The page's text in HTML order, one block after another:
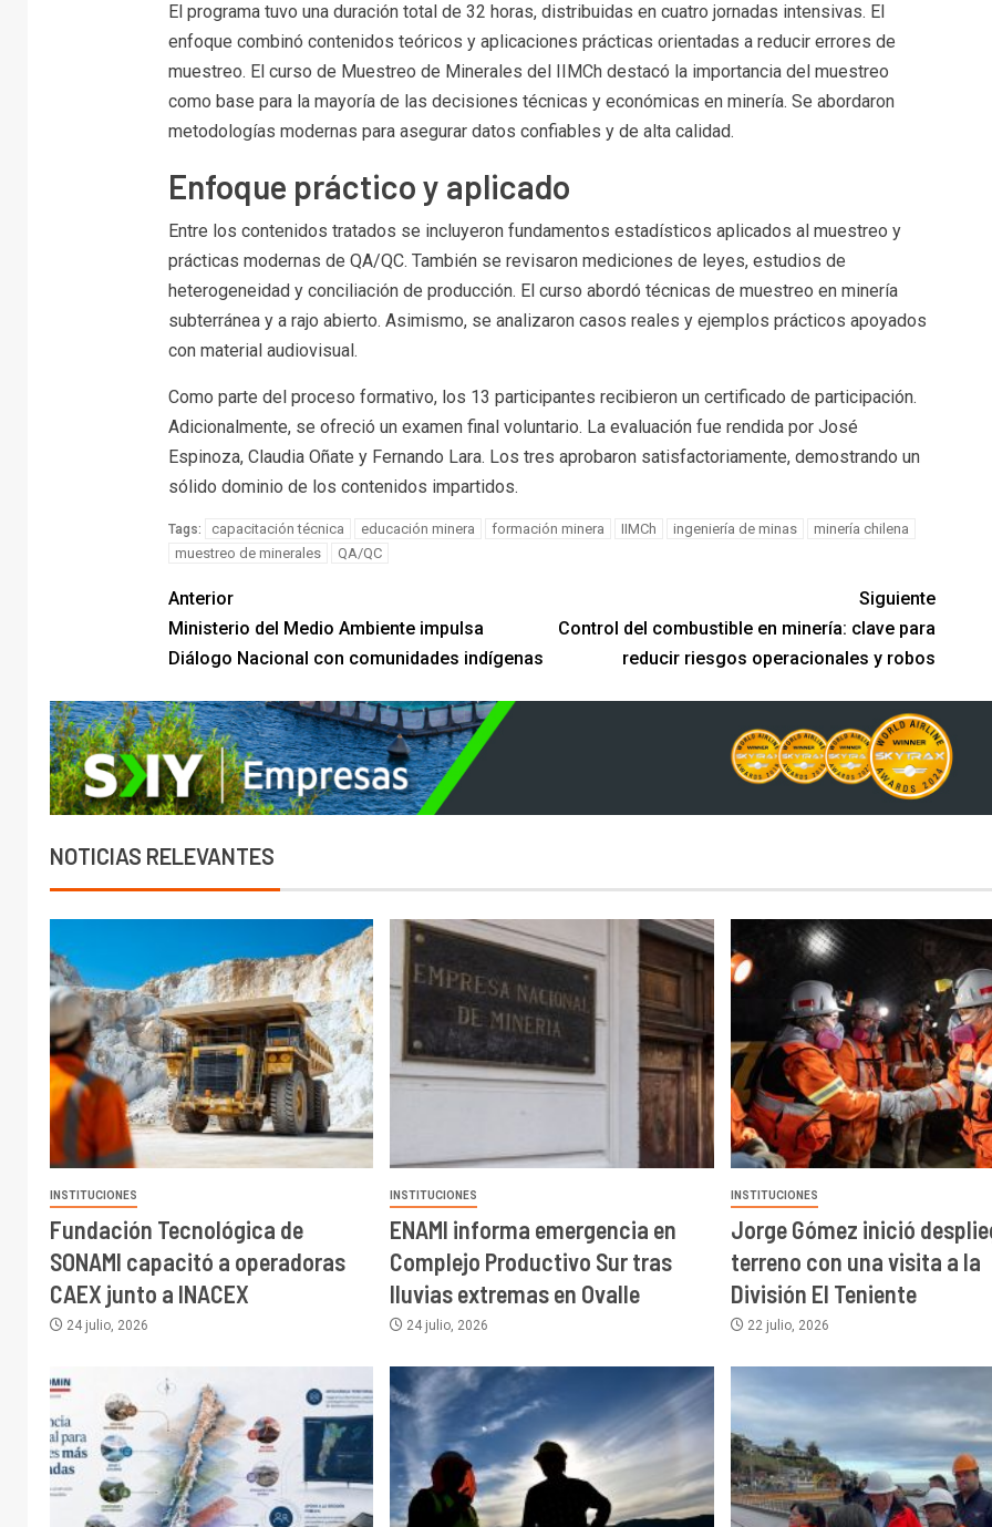
El programa tuvo una duración total de 32 horas, distribuidas en cuatro jornadas intensivas. El
enfoque combinó contenidos teóricos y aplicaciones prácticas orientadas a reducir errores de
muestreo. El curso de Muestreo de Minerales del IIMCh destacó la importancia del muestreo
como base para la mayoría de las decisiones técnicas y económicas en minería. Se abordaron
metodologías modernas para asegurar datos confiables y de alta calidad.
Enfoque práctico y aplicado
Entre los contenidos tratados se incluyeron fundamentos estadísticos aplicados al muestreo y
prácticas modernas de QA/QC. También se revisaron mediciones de leyes, estudios de
heterogeneidad y conciliación de producción. El curso abordó técnicas de muestreo en minería
subterránea y a rajo abierto. Asimismo, se analizaron casos reales y ejemplos prácticos apoyados
con material audiovisual.
Como parte del proceso formativo, los 13 participantes recibieron un certificado de participación.
Adicionalmente, se ofreció un examen final voluntario. La evaluación fue rendida por José
Espinoza, Claudia Oñate y Fernando Lara. Los tres aprobaron satisfactoriamente, demostrando un
sólido dominio de los contenidos impartidos.
Tags: capacitación técnica educación minera formación minera IIMCh ingeniería de minas
minería chilena
muestreo de minerales
QA/QC
Anterior
Ministerio del Medio Ambiente impulsa
Diálogo Nacional con comunidades indígenas
Siguiente
Control del combustible en minería: clave para
reducir riesgos operacionales y robos
NOTICIAS RELEVANTES
INSTITUCIONES
Fundación Tecnológica de
SONAMI capacitó a operadoras
CAEX junto a INACEX
24 julio, 2026
INSTITUCIONES
ENAMI informa emergencia en
Complejo Productivo Sur tras
lluvias extremas en Ovalle
24 julio, 2026
INSTITUCIONES
Jorge Gómez inició
terreno con una visita a la
División El Teniente
22 julio, 2026